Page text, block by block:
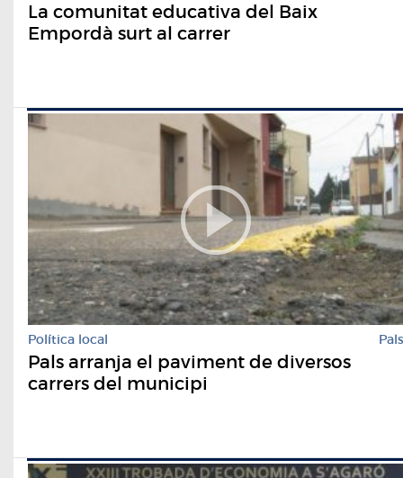
La comunitat educativa del Baix
Empordà surt al carrer
Política local Pals
Pals arranja el paviment de diversos
carrers del municipi